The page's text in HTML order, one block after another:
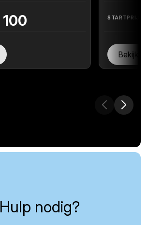
100 STARTPRIJS
Bekijk
Hulp nodig?